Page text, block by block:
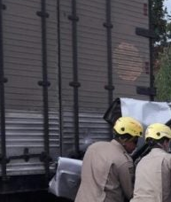
m
e
-
m
a
i